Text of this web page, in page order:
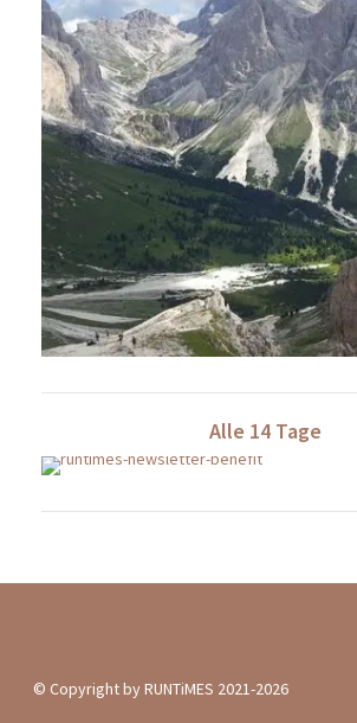
Alle 14 Tage
© Copyright by RUNTiMES 2021-2026